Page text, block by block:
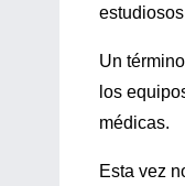
Un
los
médicas.
Esta vez